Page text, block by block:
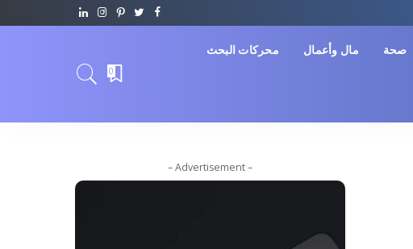
صحة مال وأعمال محركات البحث
0
– Advertisement –